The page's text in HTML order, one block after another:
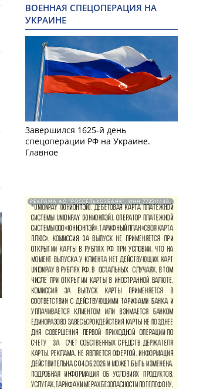
ВОЕННАЯ СПЕЦОПЕРАЦИЯ НА
УКРАИНЕ
Завершился 1625-й день
спецоперации РФ на Украине.
Главное
РЕКЛАМА АО "РОССЕЛЬХОЗБАНК". ИНН 772511448.